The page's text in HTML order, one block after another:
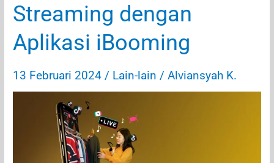
Streaming dengan
Aplikasi iBooming
13 Februari 2024 / Lain-lain /Alviansyah K.